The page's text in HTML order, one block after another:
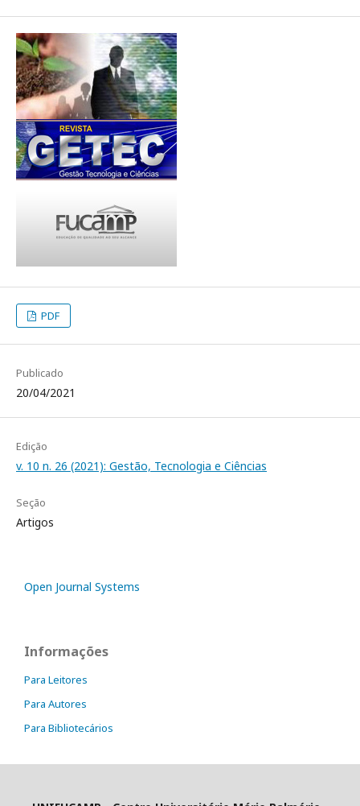
PDF
Publicado
20/04/2021
Edição
v. 10 n. 26 (2021): Gestão, Tecnologia e Ciências
Seção
Artigos
Open Journal Systems
Informações
Para Leitores
Para Autores
Para Bibliotecários